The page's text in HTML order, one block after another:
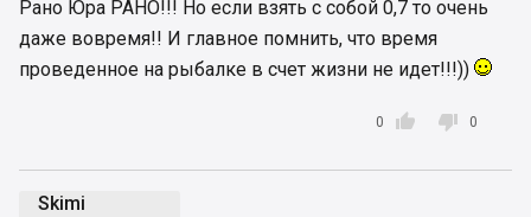
Рано Юра РАНО!!! Но если взять с собой 0,7 то очень
даже вовремя!! И главное помнить, что время
проведенное на рыбалке в счет жизни не идет!!!))

0  0
Skimi